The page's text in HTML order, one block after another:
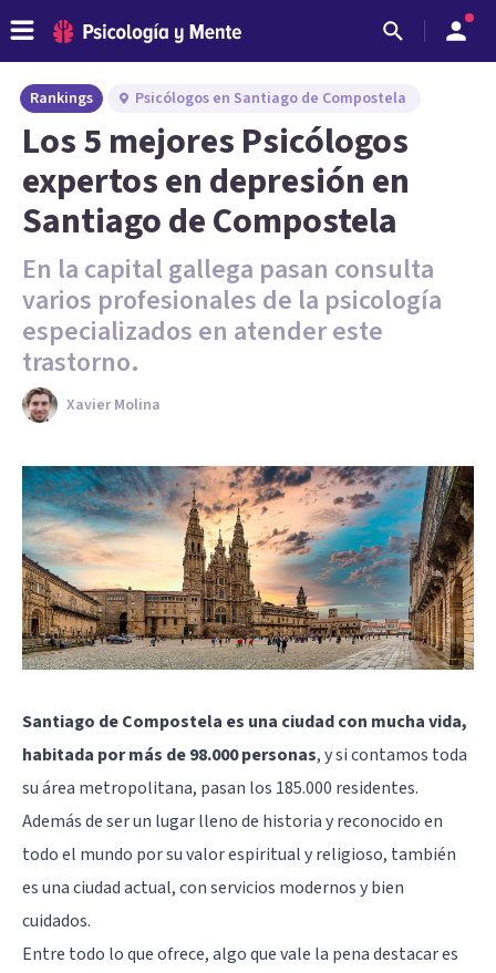
Rankings Psicólogos en Santiago de Compostela
Los 5 mejores Psicólogos
expertos en depresión en
Santiago de Compostela
En la capital gallega pasan consulta
varios profesionales de la psicología
especializados en atender este
trastorno.
Xavier Molina
Santiago de Compostela es una ciudad con mucha vida,
habitada por más de 98.000 personas, y si contamos toda
su área metropolitana, pasan los 185.000 residentes.
Además de ser un lugar lleno de historia y reconocido en
todo el mundo por su valor espiritual y religioso, también
es una ciudad actual, con servicios modernos y bien
cuidados.
Entre todo lo que ofrece, algo que vale la pena destacar es